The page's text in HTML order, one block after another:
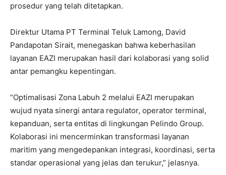
prosedur yang telah ditetapkan.
Direktur Utama PT Terminal Teluk Lamong, David
Pandapotan Sirait, menegaskan bahwa keberhasilan
layanan EAZI merupakan hasil dari kolaborasi yang solid
antar pemangku kepentingan.
“Optimalisasi Zona Labuh 2 melalui EAZI merupakan
wujud nyata sinergi antara regulator, operator terminal,
kepanduan, serta entitas di lingkungan Pelindo Group.
Kolaborasi ini mencerminkan transformasi layanan
maritim yang mengedepankan integrasi, koordinasi, serta
standar operasional yang jelas dan terukur,” jelasnya.